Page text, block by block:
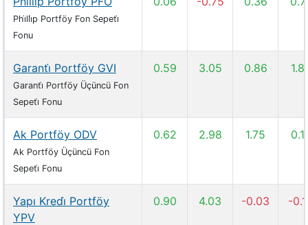
Phi̇lli̇p Portföy Fon Sepeti̇
Fonu
Garanti̇ Portföy GVI
Garanti̇ Portföy Üçüncü Fon
Sepeti̇ Fonu
0.59 3.05 0.86
Ak Portföy ODV
Ak Portföy Üçüncü Fon
Sepeti̇ Fonu
0.62 2.98 1.75
Yapı Kredi̇ Portföy
YPV
0.90 4.03 -0.03 -